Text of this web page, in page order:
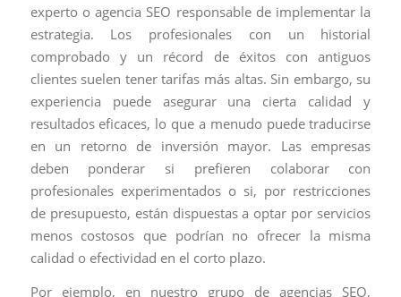
experto o agencia SEO responsable de implementar la
estrategia. Los profesionales con un historial
comprobado y un récord de éxitos con antiguos
clientes suelen tener tarifas más altas. Sin embargo, su
experiencia puede asegurar una cierta calidad y
resultados eficaces, lo que a menudo puede traducirse
en un retorno de inversión mayor. Las empresas
deben ponderar si prefieren colaborar con
profesionales experimentados o si, por restricciones
de presupuesto, están dispuestas a optar por servicios
menos costosos que podrían no ofrecer la misma
calidad o efectividad en el corto plazo.
Por ejemplo, en nuestro grupo de agencias SEO,